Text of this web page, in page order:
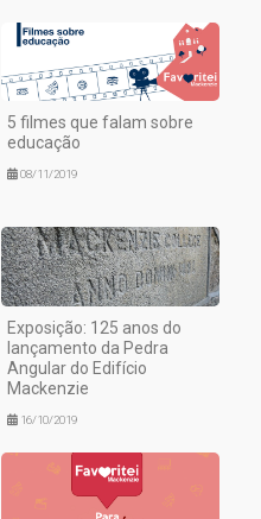
5 filmes que falam sobre
educação
08/11/2019
Exposição: 125 anos do
lançamento da Pedra
Angular do Edifício
Mackenzie
16/10/2019